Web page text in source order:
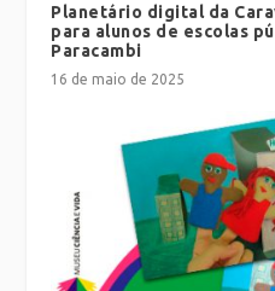
Planetário digital da
para alunos de escolas
Paracambi
16 de maio de 2025